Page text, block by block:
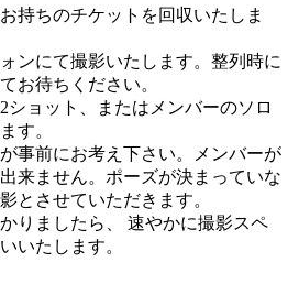
持ちのチケットを回収いたしま
ンにて撮影いたします。整列時に
お待ちください。
ショット、またはメンバーのソロ
す。
事前にお考え下さい。メンバーが
来ません。ポーズが決まっていな
とさせていただきます。
りましたら、 速やかに撮影スペ
いたします。